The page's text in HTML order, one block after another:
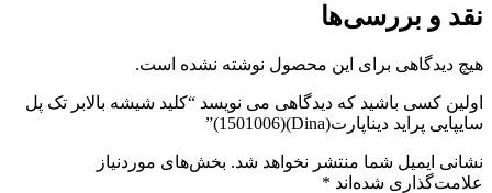
نقد و بررسی‌ها
هیچ دیدگاهی برای این محصول نوشته نشده است.
اولین کسی باشید که دیدگاهی می نویسد “کلید شیشه بالابر تک پل
سایپایی پراید دیناپارت(Dina)(1501006)”
نشانی ایمیل شما منتشر نخواهد شد. بخش‌های موردنیاز
علامت‌گذاری شده‌اند *